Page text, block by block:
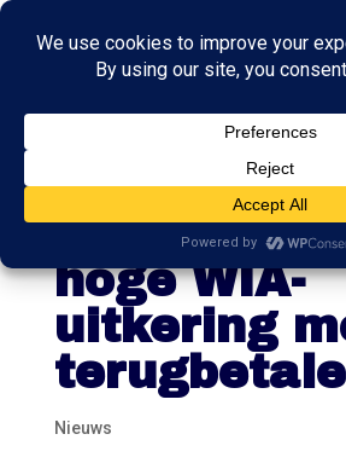
Minister:
of mensen
hoge WIA-
uitkering
Nieuws